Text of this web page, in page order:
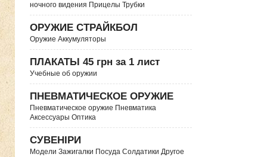
ночного видения Прицелы Трубки
ОРУЖИЕ СТРАЙКБОЛ
Оружие Аккумуляторы
ПЛАКАТЫ 45 грн за 1 лист
Учебные об оружии
ПНЕВМАТИЧЕСКОЕ ОРУЖИЕ
Пневматическое оружие Пневматика
Аксессуары Оптика
СУВЕНІРИ
Модели Зажигалки Посуда Солдатики Другое